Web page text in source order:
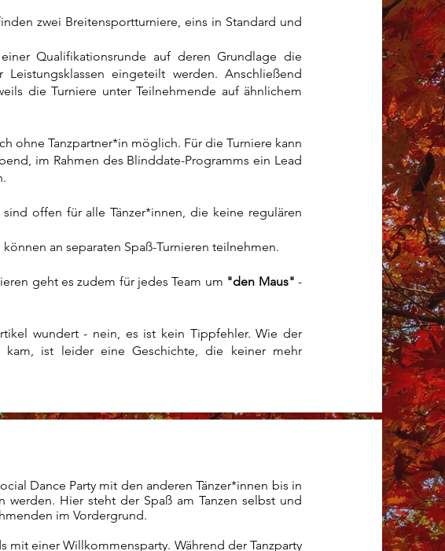
zwei Breitensportturniere, eins in Standard und
Qualifikationsrunde auf deren Grundlage die
eingeteilt werden. Anschließend
die Turniere unter Teilnehmende auf ähnlichem
ohne Tanzpartner*in möglich. Für die Turniere kann
im Rahmen des Blinddate-Programms ein Lead
offen für alle Tänzer*innen, die keine regulären
an separaten Spaß-Turnieren teilnehmen.
geht es zudem für jedes Team um "den Maus" -
wundert - nein, es ist kein Tippfehler. Wie der
kam, ist leider eine Geschichte, die keiner mehr
Dance Party mit den anderen Tänzer*innen bis in
werden. Hier steht der Spaß am Tanzen selbst und
im Vordergrund.
mit einer Willkommensparty. Während der Tanzparty